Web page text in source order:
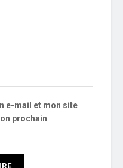
e-mail et mon site
prochain